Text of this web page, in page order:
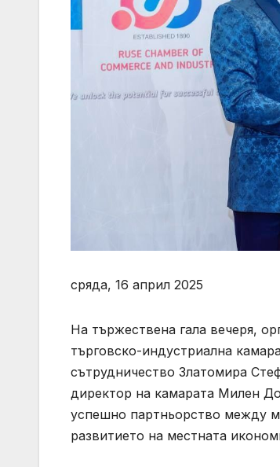
сряда, 16 април 2025
На тържествена гала вечеря,
търговско-индустриална
сътрудничество Златомира
директор на камарата Милен
успешно партньорство между
развитието на местната